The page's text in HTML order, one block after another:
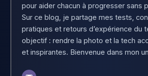
pour aider chacun à progresser sans
Sur ce blog, je partage mes tests,
pratiques et retours d’expérience du
objectif : rendre la photo et la tech
et inspirantes. Bienvenue dans mon